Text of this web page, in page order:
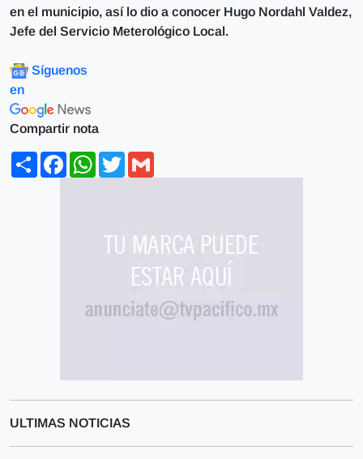
en el municipio, así lo dio a conocer Hugo Nordahl Valdez,
Jefe del Servicio Meterológico Local.
Síguenos
en
Compartir nota
ShareFacebookWhatsApp
Twitter
ULTIMAS NOTICIAS